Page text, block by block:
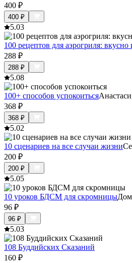
400 ₽
400 ₽
5.03
100 рецептов для аэрогриля: вкусно
288 ₽
288 ₽
5.08
100+ способов успокоиться
368 ₽
368 ₽
5.02
10 сценариев на все случаи жизни
200 ₽
200 ₽
5.05
10 уроков БДСМ для скромницы
96 ₽
96 ₽
5.03
108 Буддийских Сказаний
160 ₽